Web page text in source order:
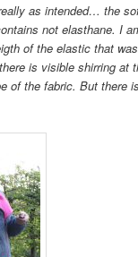
as intended… the
not elasthane. I
of the elastic that
is visible shirring at
of the fabric. But there